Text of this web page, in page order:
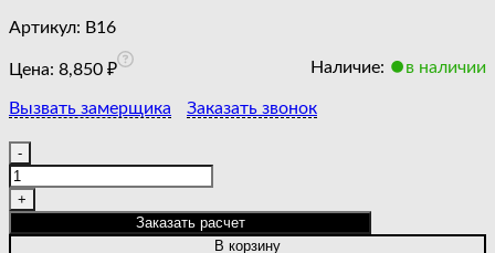
Артикул: B16
Цена: 8,850 ₽ Наличие: в наличии
Вызвать замерщика Заказать звонок
товара
NEO
1
GREY
Заказать расчет
В корзину